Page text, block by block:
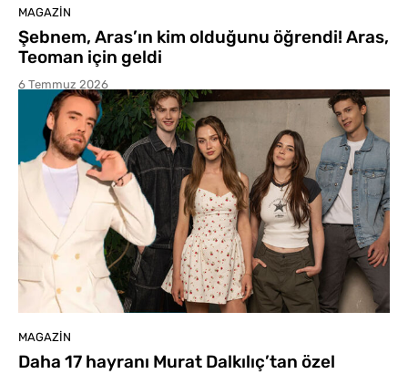
MAGAZIN
Şebnem, Aras’ın kim olduğunu öğrendi! Aras,
Teoman için geldi
6 Temmuz 2026
MAGAZIN
Daha 17 hayranı Murat Dalkılıç’tan özel